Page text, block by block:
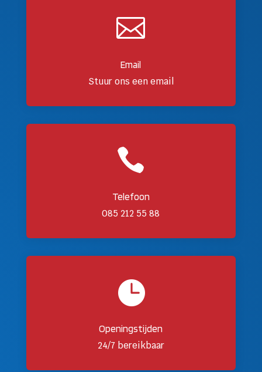

Email
Stuur ons een email

Telefoon
085 212 55 88

Openingstijden
24/7 bereikbaar